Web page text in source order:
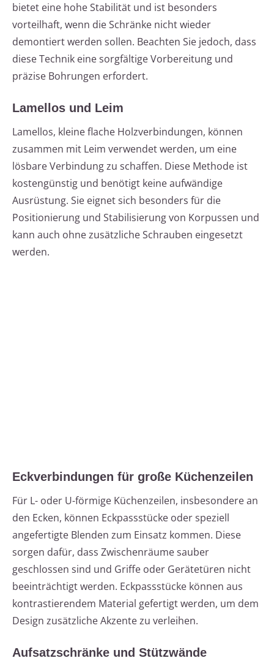
bietet eine hohe Stabilität und ist besonders
vorteilhaft, wenn die Schränke nicht wieder
demontiert werden sollen. Beachten Sie jedoch, dass
diese Technik eine sorgfältige Vorbereitung und
präzise Bohrungen erfordert.
Lamellos und Leim
Lamellos, kleine flache Holzverbindungen, können
zusammen mit Leim verwendet werden, um eine
lösbare Verbindung zu schaffen. Diese Methode ist
kostengünstig und benötigt keine aufwändige
Ausrüstung. Sie eignet sich besonders für die
Positionierung und Stabilisierung von Korpussen und
kann auch ohne zusätzliche Schrauben eingesetzt
werden.
Eckverbindungen für große Küchenzeilen
Für L- oder U-förmige Küchenzeilen, insbesondere an
den Ecken, können Eckpassstücke oder speziell
angefertigte Blenden zum Einsatz kommen. Diese
sorgen dafür, dass Zwischenräume sauber
geschlossen sind und Griffe oder Gerätetüren nicht
beeinträchtigt werden. Eckpassstücke können aus
kontrastierendem Material gefertigt werden, um dem
Design zusätzliche Akzente zu verleihen.
Aufsatzschränke und Stützwände